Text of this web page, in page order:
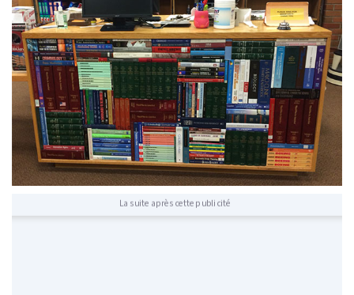
La suite après cette publicité